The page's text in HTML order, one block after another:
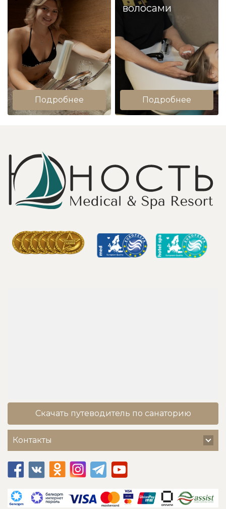
Подробнее
волосами
Подробнее
Скачать путеводитель по санаторию
Контакты